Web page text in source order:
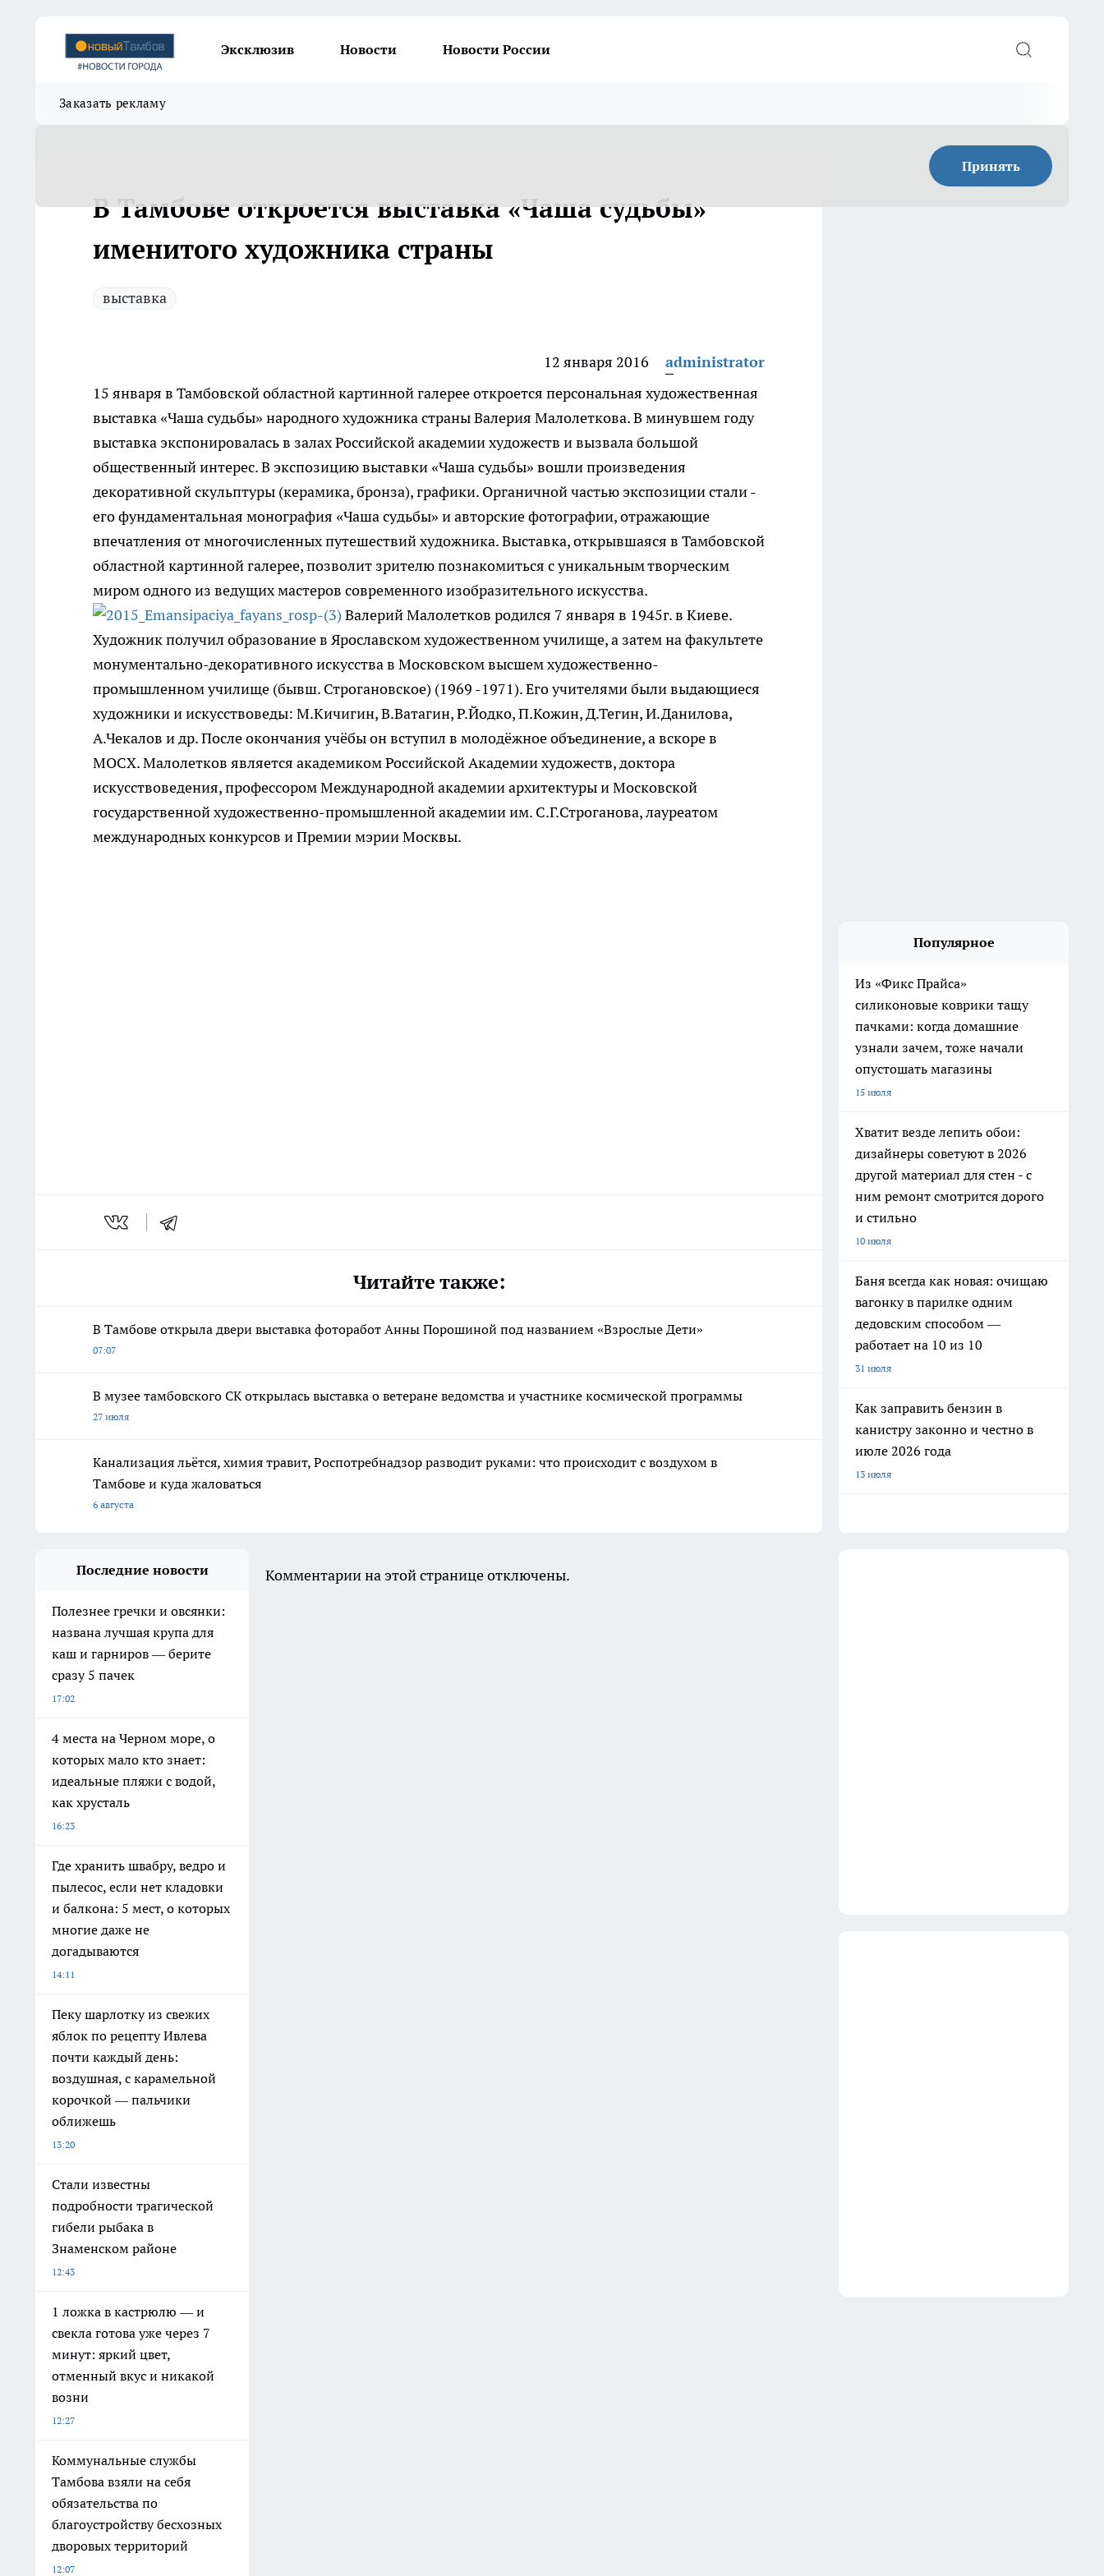
Эксклюзив Новости Новости России
Заказать рекламу
Принять
В Тамбове откроется выставка «Чаша судьбы»
именитого художника страны
выставка
12 января 2016
administrator
15 января в Тамбовской областной картинной галерее откроется персональная художественная
выставка «Чаша судьбы» народного художника страны Валерия Малолеткова. В минувшем году
выставка экспонировалась в залах Российской академии художеств и вызвала большой
общественный интерес. В экспозицию выставки «Чаша судьбы» вошли произведения
декоративной скульптуры (керамика, бронза), графики. Органичной частью экспозиции стали -
его фундаментальная монография «Чаша судьбы» и авторские фотографии, отражающие
впечатления от многочисленных путешествий художника. Выставка, открывшаяся в Тамбовской
областной картинной галерее, позволит зрителю познакомиться с уникальным творческим
миром одного из ведущих мастеров современного изобразительного искусства.
Валерий Малолетков родился 7 января в 1945г. в Киеве.
Художник получил образование в Ярославском художественном училище, а затем на факультете
монументально-декоративного искусства в Московском высшем художественно-
промышленном училище (бывш. Строгановское) (1969 -1971). Его учителями были выдающиеся
художники и искусствоведы: М.Кичигин, В.Ватагин, Р.Йодко, П.Кожин, Д.Тегин, И.Данилова,
А.Чекалов и др. После окончания учёбы он вступил в молодёжное объединение, а вскоре в
МОСХ. Малолетков является академиком Российской Академии художеств, доктора
искусствоведения, профессором Международной академии архитектуры и Московской
государственной художественно-промышленной академии им. С.Г.Строганова, лауреатом
международных конкурсов и Премии мэрии Москвы.
Читайте также:
В Тамбове открыла двери выставка фоторабот Анны Порошиной под названием «Взрослые Дети»
07:07
В музее тамбовского СК открылась выставка о ветеране ведомства и участнике космической программы
27 июля
Канализация льётся, химия травит, Роспотребнадзор разводит руками: что происходит с воздухом в
Тамбове и куда жаловаться
6 августа
Популярное
Из «Фикс Прайса»
силиконовые коврики тащу
пачками: когда домашние
узнали зачем, тоже начали
опустошать магазины
15 июля
Хватит везде лепить обои:
дизайнеры советуют в 2026
другой материал для стен - с
ним ремонт смотрится дорого
и стильно
10 июля
Баня всегда как новая: очищаю
вагонку в парилке одним
дедовским способом —
работает на 10 из 10
31 июля
Как заправить бензин в
канистру законно и честно в
июле 2026 года
13 июля
Последние новости
Полезнее гречки и овсянки:
названа лучшая крупа для
каш и гарниров — берите
сразу 5 пачек
17:02
4 места на Черном море, о
которых мало кто знает:
идеальные пляжи с водой,
как хрусталь
16:23
Где хранить швабру, ведро и
пылесос, если нет кладовки
и балкона: 5 мест, о которых
многие даже не
догадываются
14:11
Пеку шарлотку из свежих
яблок по рецепту Ивлева
почти каждый день:
воздушная, с карамельной
корочкой — пальчики
оближешь
13:20
Стали известны
подробности трагической
гибели рыбака в
Знаменском районе
12:43
1 ложка в кастрюлю — и
свекла готова уже через 7
минут: яркий цвет,
отменный вкус и никакой
возни
12:27
Коммунальные службы
Тамбова взяли на себя
обязательства по
благоустройству бесхозных
дворовых территорий
12:07
Комментарии на этой странице отключены.